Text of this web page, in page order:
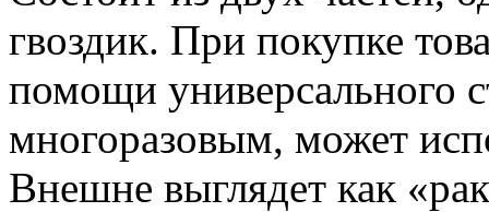
гвоздик. При покупке
помощи универсального
многоразовым, может
Внешне выглядет как